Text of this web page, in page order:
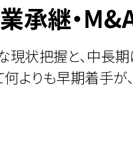
承継・
現状把握と、中長
何よりも早期着手が